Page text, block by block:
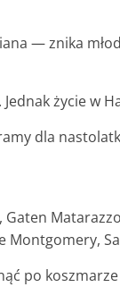
— znika
życie w
dla
po